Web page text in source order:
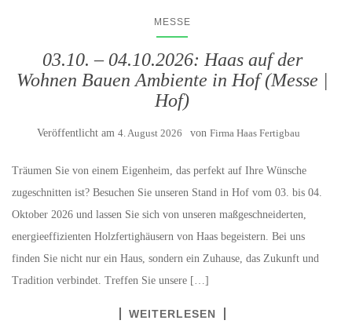
MESSE
03.10. – 04.10.2026: Haas auf der
Wohnen Bauen Ambiente in Hof (Messe |
Hof)
Veröffentlicht am 4. August 2026 von Firma Haas Fertigbau
Träumen Sie von einem Eigenheim, das perfekt auf Ihre Wünsche
zugeschnitten ist? Besuchen Sie unseren Stand in Hof vom 03. bis 04.
Oktober 2026 und lassen Sie sich von unseren maßgeschneiderten,
energieeffizienten Holzfertighäusern von Haas begeistern. Bei uns
finden Sie nicht nur ein Haus, sondern ein Zuhause, das Zukunft und
Tradition verbindet. Treffen Sie unsere […]
WEITERLESEN